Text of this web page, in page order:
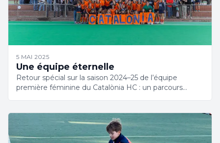
5 MAI 2025
Une équipe éternelle
Retour spécial sur la saison 2024–25 de l’équipe
première féminine du Catalònia HC : un parcours